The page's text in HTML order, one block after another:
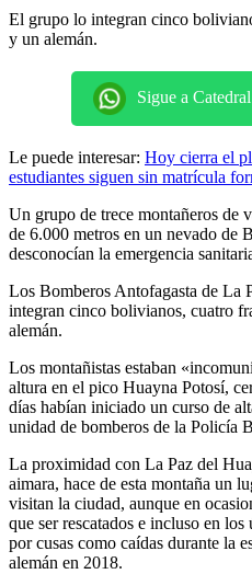
El grupo lo integran cinco
y un alemán.
Sigue a
Le puede interesar: Hoy cierra el
estudiantes siguen sin matrícula
Un grupo de trece montañeros de
de 6.000 metros en un nevado de
desconocían la emergencia
Los Bomberos Antofagasta de La
integran cinco bolivianos, cuatro
alemán.
Los montañistas estaban
altura en el pico Huayna Potosí,
días habían iniciado un curso de
unidad de bomberos de la Policía
La proximidad con La Paz del
aimara, hace de esta montaña un
visitan la ciudad, aunque en
que ser rescatados e incluso en
por cusas como caídas durante la
alemán en 2018.